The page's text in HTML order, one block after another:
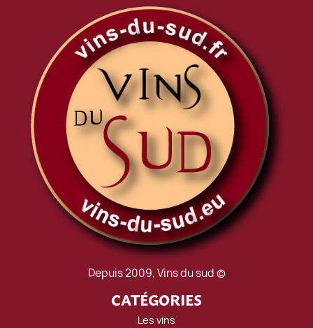
Depuis 2009, Vins du sud ©
CATÉGORIES
Les vins